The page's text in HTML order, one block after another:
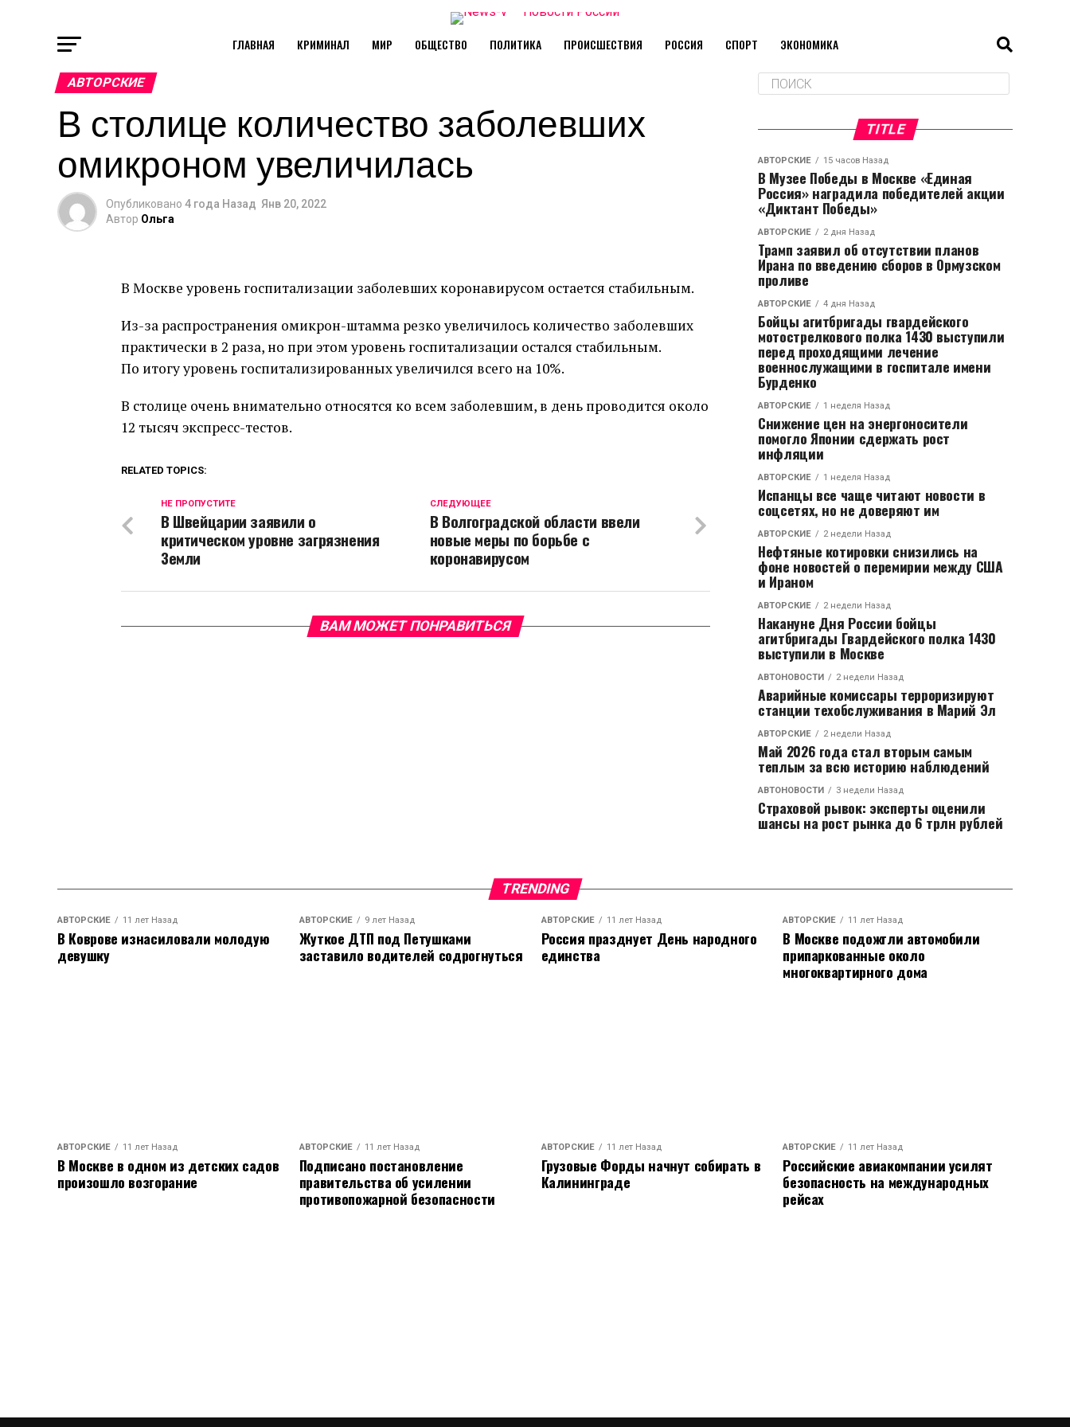
ГЛАВНАЯ КРИМИНАЛ МИР ОБЩЕСТВО ПОЛИТИКА ПРОИСШЕСТВИЯ РОССИЯ СПОРТ ЭКОНОМИКА
АВТОРСКИЕ
В столице количество заболевших
омикроном увеличилась
Опубликовано 4 года Назад Янв 20, 2022
Автор Ольга
В Москве уровень госпитализации заболевших коронавирусом остается стабильным.
Из-за распространения омикрон-штамма резко увеличилось количество заболевших
практически в 2 раза, но при этом уровень госпитализации остался стабильным.
По итогу уровень госпитализированных увеличился всего на 10%.
В столице очень внимательно относятся ко всем заболевшим, в день проводится около
12 тысяч экспресс-тестов.
RELATED TOPICS:
CЛЕДУЮЩЕЕ
В Волгоградской области ввели
новые меры по борьбе с
коронавирусом
НЕ ПРОПУСТИТЕ
В Швейцарии заявили о
критическом уровне загрязнения
Земли
ВАМ МОЖЕТ ПОНРАВИТЬСЯ
TITLE
АВТОРСКИЕ 15 часов Назад
В Музее Победы в Москве «Единая
Россия» наградила победителей акции
«Диктант Победы»
АВТОРСКИЕ 2 дня Назад
Трамп заявил об отсутствии планов
Ирана по введению сборов в Ормузском
проливе
АВТОРСКИЕ 4 дня Назад
Бойцы агитбригады гвардейского
мотострелкового полка 1430 выступили
перед проходящими лечение
военнослужащими в госпитале имени
Бурденко
АВТОРСКИЕ 1 неделя Назад
Снижение цен на энергоносители
помогло Японии сдержать рост
инфляции
АВТОРСКИЕ 1 неделя Назад
Испанцы все чаще читают новости в
соцсетях, но не доверяют им
АВТОРСКИЕ 2 недели Назад
Нефтяные котировки снизились на
фоне новостей о перемирии между США
и Ираном
АВТОРСКИЕ 2 недели Назад
Накануне Дня России бойцы
агитбригады Гвардейского полка 1430
выступили в Москве
АВТОНОВОСТИ 2 недели Назад
Аварийные комиссары терроризируют
станции техобслуживания в Марий Эл
АВТОРСКИЕ 2 недели Назад
Май 2026 года стал вторым самым
теплым за всю историю наблюдений
АВТОНОВОСТИ 3 недели Назад
Страховой рывок: эксперты оценили
шансы на рост рынка до 6 трлн рублей
TRENDING
АВТОРСКИЕ 11 лет Назад
В Коврове изнасиловали молодую
девушку
АВТОРСКИЕ 9 лет Назад
Жуткое ДТП под Петушками
заставило водителей содрогнуться
АВТОРСКИЕ 11 лет Назад
Россия празднует День народного
единства
АВТОРСКИЕ 11 лет Назад
В Москве подожгли автомобили
припаркованные около
многоквартирного дома
АВТОРСКИЕ 11 лет Назад
В Москве в одном из детских садов
произошло возгорание
АВТОРСКИЕ 11 лет Назад
Подписано постановление
правительства об усилении
противопожарной безопасности
АВТОРСКИЕ 11 лет Назад
Грузовые Форды начнут собирать в
Калининграде
АВТОРСКИЕ 11 лет Назад
Российские авиакомпании усилят
безопасность на международных
рейсах